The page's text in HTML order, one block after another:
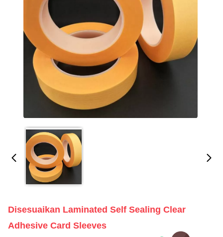
Disesuaikan Laminated Self Sealing Clear
Adhesive Card Sleeves